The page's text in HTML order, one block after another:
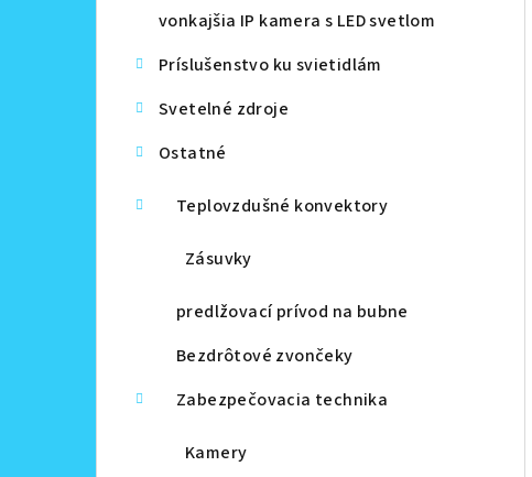
vonkajšia IP kamera s LED svetlom
Príslušenstvo ku svietidlám
Svetelné zdroje
Ostatné
Teplovzdušné konvektory
Zásuvky
predlžovací prívod na bubne
Bezdrôtové zvončeky
Zabezpečovacia technika
Kamery